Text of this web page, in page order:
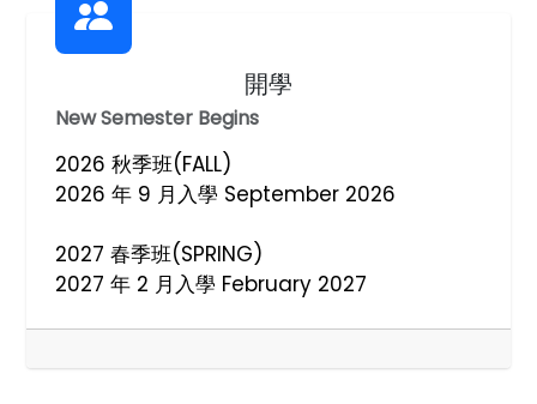
開學
New Semester Begins
2026 秋季班(FALL)
2026 年 9 月入學 September 2026
2027 春季班(SPRING)
2027 年 2 月入學 February 2027